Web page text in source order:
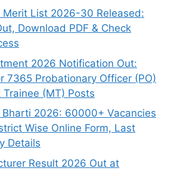
Merit List 2026-30 Released:
Download PDF & Check
2026 Notification Out:
7365 Probationary Officer (PO)
(MT) Posts
2026: 60000+ Vacancies
Wise Online Form, Last
Details
Result 2026 Out at